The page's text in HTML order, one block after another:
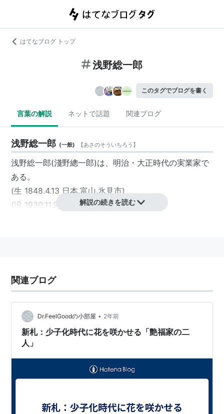
はてなブログ トップ
浅野総一郎
このタグでブログを書く
言葉の解説 ネットで話題 関連ブログ
浅野総一郎 (一般) 【あさのそういちろう 】
浅野総一郎(淺野總一郎)は、 明治 ・ 大正時代の実業家で
ある。
(生 1848.4.13 日本.富山.氷見市)
(没 1930.11.9 神奈川.横浜市鶴見区
1884年 (明治
が浅野セメント(現在の太平洋セメント)の基礎とな
る。浅野セメントをもとに、沢山の会社を設立。な
んと一代で浅野財閥を立ち上げる。
1914年 (大正3年)…鶴見埋築株式會社(現在の東亜建設
工業株式会社
11月9日…死去。
見区の総持寺に葬られた。
解説の続きを読む
関連ブログ
Dr.FeelGoodの小部屋 • 2年前
新札：少子化時代に花を咲かせる「艶福家の二
人」